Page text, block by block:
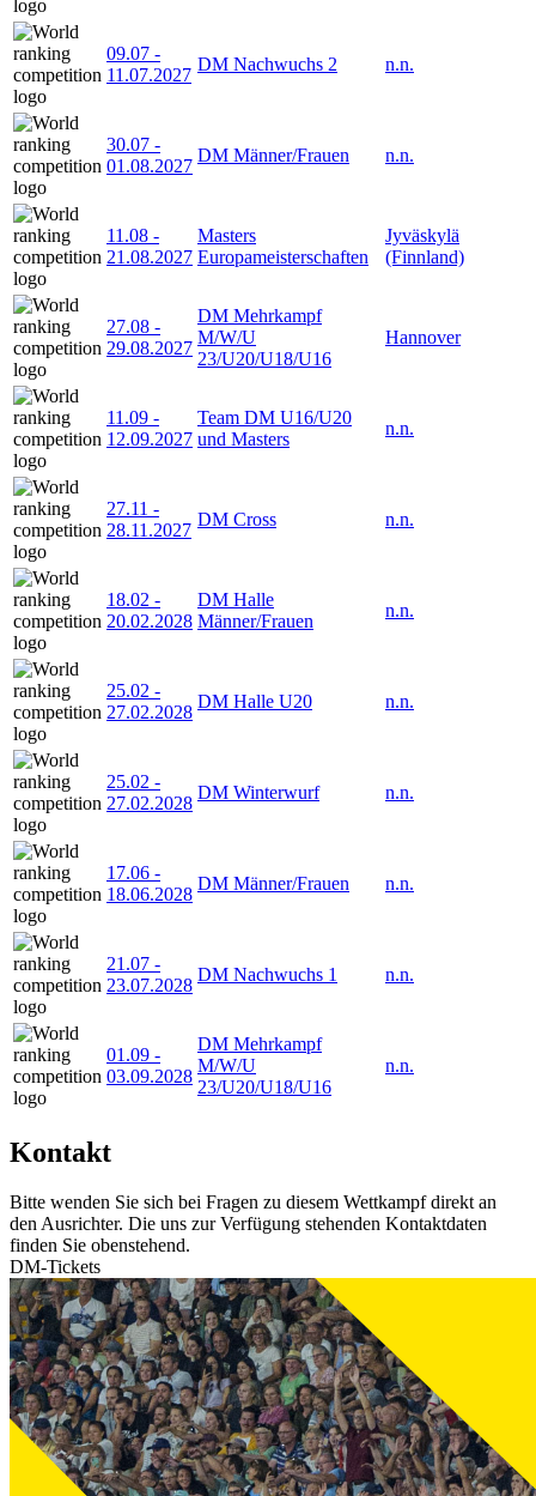
09.07 -
11.07.2027
DM Nachwuchs 2 n.n.
30.07 -
01.08.2027
DM Männer/Frauen n.n.
11.08 -
21.08.2027
Masters
Europameisterschaften
Jyväskylä
(Finnland)
27.08 -
29.08.2027
DM Mehrkampf
M/W/U
23/U20/U18/U16
Hannover
11.09 -
12.09.2027
Team DM U16/U20
und Masters
n.n.
27.11 -
28.11.2027
DM Cross n.n.
18.02 -
20.02.2028
DM Halle
Männer/Frauen
n.n.
25.02 -
27.02.2028
DM Halle U20 n.n.
25.02 -
27.02.2028
DM Winterwurf n.n.
17.06 -
18.06.2028
DM Männer/Frauen n.n.
21.07 -
23.07.2028
DM Nachwuchs 1 n.n.
01.09 -
03.09.2028
DM Mehrkampf
M/W/U
23/U20/U18/U16
n.n.
Kontakt
Bitte wenden Sie sich bei Fragen zu diesem Wettkampf direkt an
den Ausrichter. Die uns zur Verfügung stehenden Kontaktdaten
finden Sie obenstehend.
DM-Tickets